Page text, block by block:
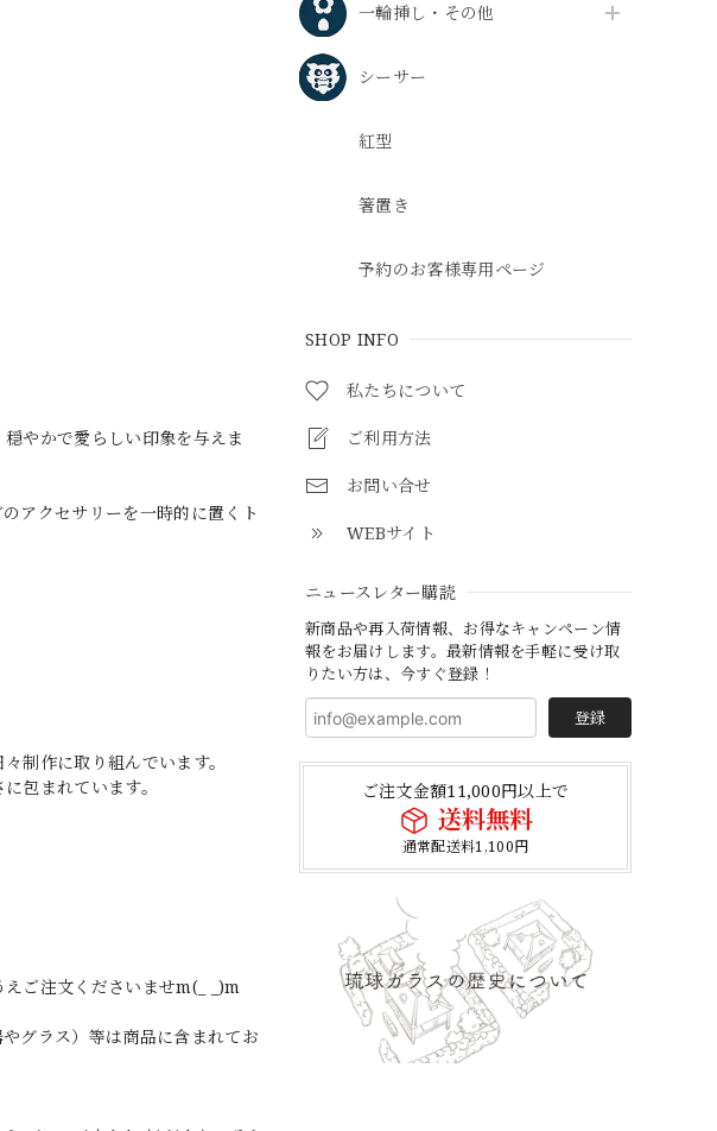
一輪挿し・その他
シーサー
紅型
箸置き
予約のお客様専用ページ
SHOP INFO
私たちについて
ご利用方法
お問い合せ
WEBサイト
ニュースレター購読
新商品や再入荷情報、お得なキャンペーン情
報をお届けします。最新情報を手軽に受け取
りたい方は、今すぐ登録！
登録
ご注文金額11,000円以上で
送料無料
通常配送料1,100円
やかで愛らしい印象を与えま
アクセサリーを一時的に置くト
制作に取り組んでいます。
包まれています。
ご注文くださいませm(_ _)m
グラス）等は商品に含まれてお